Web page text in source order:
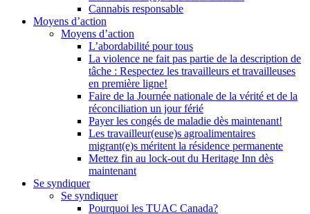
Cannabis responsable
Moyens d’action
Moyens d’action
L’abordabilité pour tous
La violence ne fait pas partie de la description de
tâche : Respectez les travailleurs et travailleuses
en première ligne!
Faire de la Journée nationale de la vérité et de la
réconciliation un jour férié
Payer les congés de maladie dès maintenant!
Les travailleur(euse)s agroalimentaires
migrant(e)s méritent la résidence permanente
Mettez fin au lock-out du Heritage Inn dès
maintenant
Se syndiquer
Se syndiquer
Pourquoi les TUAC Canada?